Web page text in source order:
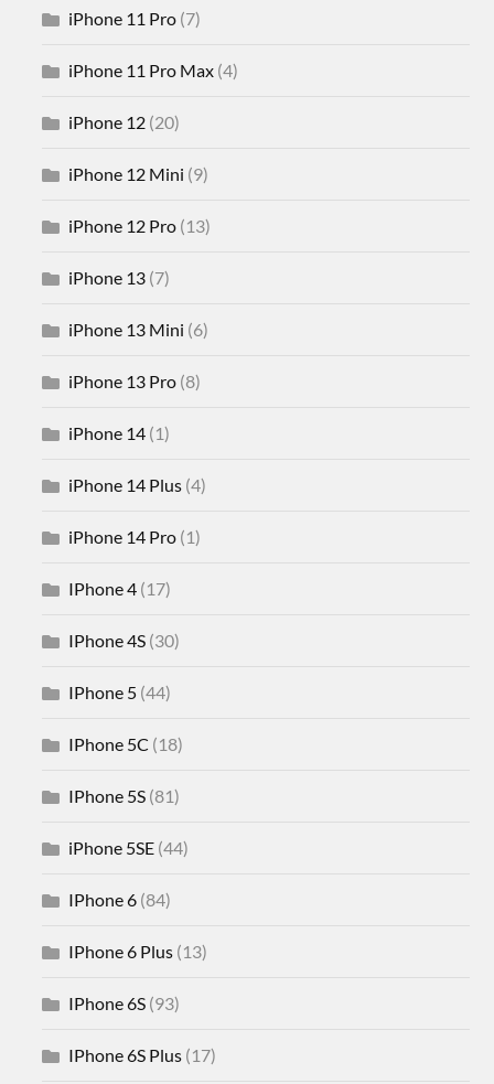
iPhone 11 Pro (7)
iPhone 11 Pro Max (4)
iPhone 12 (20)
iPhone 12 Mini (9)
iPhone 12 Pro (13)
iPhone 13 (7)
iPhone 13 Mini (6)
iPhone 13 Pro (8)
iPhone 14 (1)
iPhone 14 Plus (4)
iPhone 14 Pro (1)
IPhone 4 (17)
IPhone 4S (30)
IPhone 5 (44)
IPhone 5C (18)
IPhone 5S (81)
iPhone 5SE (44)
IPhone 6 (84)
IPhone 6 Plus (13)
IPhone 6S (93)
IPhone 6S Plus (17)